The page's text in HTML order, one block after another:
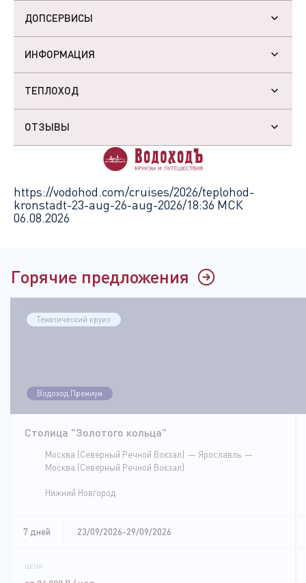
ДОПСЕРВИСЫ
ИНФОРМАЦИЯ
ТЕПЛОХОД
ОТЗЫВЫ
https://vodohod.com/cruises/2026/teplohod-
kronstadt-23-aug-26-aug-2026/18:36 МСК
06.08.2026
Горячие предложения
Тематический круиз
Водоход.Премиум
Столица "Золотого кольца"
Москва (Северный Речной Вокзал)
Ярославль
Москва (Северный Речной Вокзал)
Нижний Новгород
7 дней 23/09/2026-29/09/2026
ЦЕНА: